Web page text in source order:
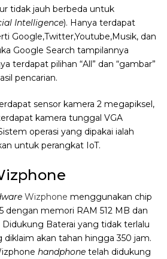
tidak jauh berbeda untuk
Intelligence). Hanya terdapat
Google,Twitter,Youtube,Musik, dan
Google Search tampilannya
terdapat pilihan “All” dan “gambar”
pencarian.
sensor kamera 2 megapiksel,
kamera tunggal VGA
operasi yang dipakai ialah
untuk perangkat IoT.
Wizphone menggunakan chip
dengan memori RAM 512 MB dan
Baterai yang tidak terlalu
diklaim akan tahan hingga 350 jam.
handphone telah didukung